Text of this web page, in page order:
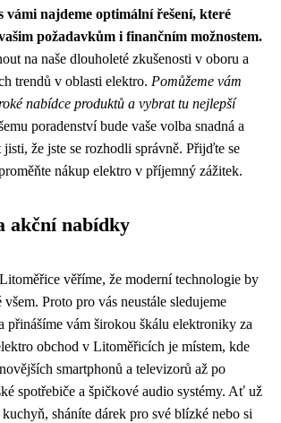
vámi najdeme optimální řešení, které
požadavkům i finančním možnostem.
na naše dlouholeté zkušenosti v oboru a
trendů v oblasti elektro. Pomůžeme vám
nabídce produktů a vybrat tu nejlepší
poradenství bude vaše volba snadná a
že jste se rozhodli správně. Přijďte se
nákup elektro v příjemný zážitek.
akční nabídky
věříme, že moderní technologie by
Proto pro vás neustále sledujeme
přinášíme vám širokou škálu elektroniky za
obchod v Litoměřicích je místem, kde
smartphonů a televizorů až po
spotřebiče a špičkové audio systémy. Ať už
sháníte dárek pro své blízké nebo si